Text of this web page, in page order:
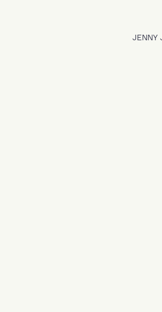
JENNY